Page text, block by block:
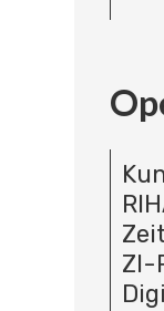
ZI-